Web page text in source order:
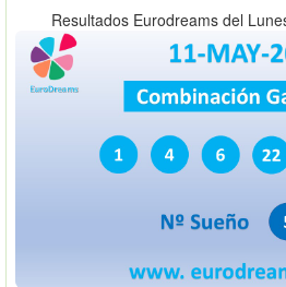
Resultados Eurodreams del